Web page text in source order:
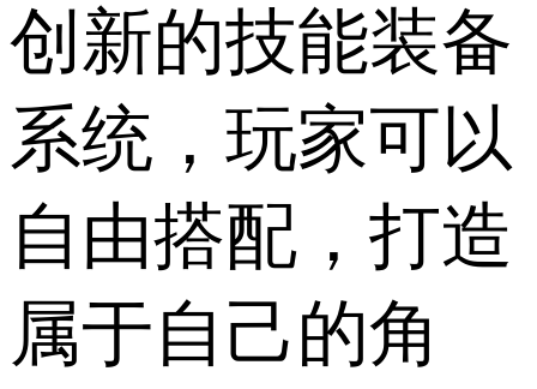
创新的技能装备
系统，玩家可以
自由搭配，打造
属于自己的角